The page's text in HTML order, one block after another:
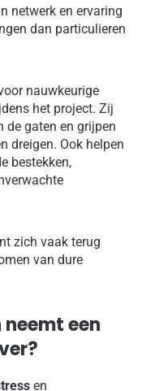
netwerk en ervaring
dan particulieren
nauwkeurige
het project. Zij
de gaten en grijpen
dreigen. Ook helpen
bestekken,
zich vaak terug
van dure
een
en